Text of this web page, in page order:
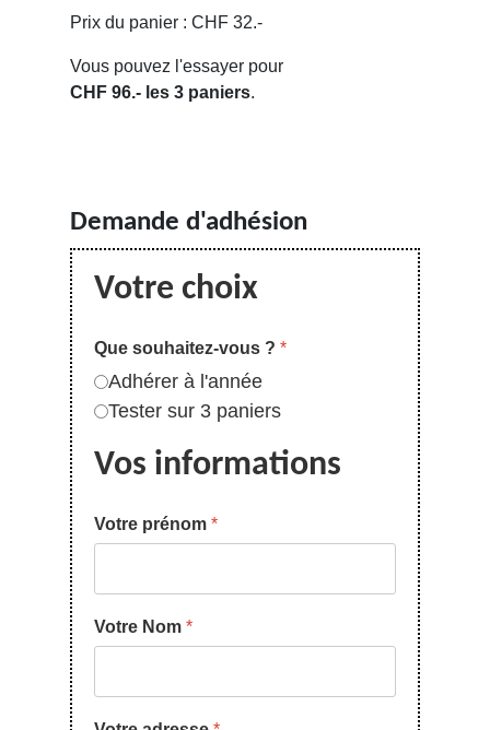
Prix du panier : CHF 32.-
Vous pouvez l'essayer pour
CHF 96.- les 3 paniers.
Demande d'adhésion
Votre choix
Que souhaitez-vous ? *
Adhérer à l'année
Tester sur 3 paniers
Vos informations
Votre prénom *
Votre Nom *